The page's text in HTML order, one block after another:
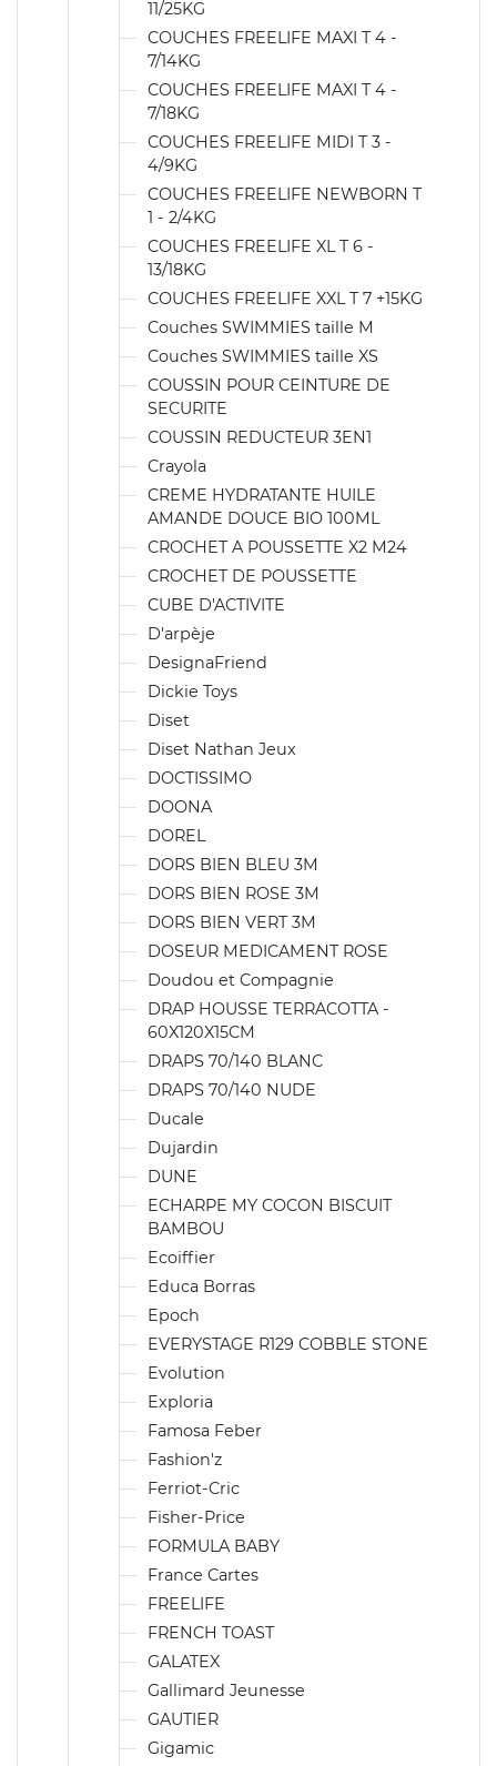
11/25KG
COUCHES FREELIFE MAXI T 4 -
7/14KG
COUCHES FREELIFE MAXI T 4 -
7/18KG
COUCHES FREELIFE MIDI T 3 -
4/9KG
COUCHES FREELIFE NEWBORN T
1 - 2/4KG
COUCHES FREELIFE XL T 6 -
13/18KG
COUCHES FREELIFE XXL T 7 +15KG
Couches SWIMMIES taille M
Couches SWIMMIES taille XS
COUSSIN POUR CEINTURE DE
SECURITE
COUSSIN REDUCTEUR 3EN1
Crayola
CREME HYDRATANTE HUILE
AMANDE DOUCE BIO 100ML
CROCHET A POUSSETTE X2 M24
CROCHET DE POUSSETTE
CUBE D'ACTIVITE
D'arpèje
DesignaFriend
Dickie Toys
Diset
Diset Nathan Jeux
DOCTISSIMO
DOONA
DOREL
DORS BIEN BLEU 3M
DORS BIEN ROSE 3M
DORS BIEN VERT 3M
DOSEUR MEDICAMENT ROSE
Doudou et Compagnie
DRAP HOUSSE TERRACOTTA -
60X120X15CM
DRAPS 70/140 BLANC
DRAPS 70/140 NUDE
Ducale
Dujardin
DUNE
ECHARPE MY COCON BISCUIT
BAMBOU
Ecoiffier
Educa Borras
Epoch
EVERYSTAGE R129 COBBLE STONE
Evolution
Exploria
Famosa Feber
Fashion'z
Ferriot-Cric
Fisher-Price
FORMULA BABY
France Cartes
FREELIFE
FRENCH TOAST
GALATEX
Gallimard Jeunesse
GAUTIER
Gigamic